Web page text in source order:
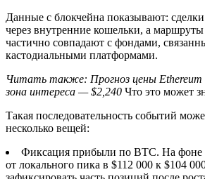
Данные с блокчейна показывают:
через внутренние кошельки, а маршруты
частично совпадают с фондами,
кастодиальными платформами.
Читать также: Прогноз цены Ethereum
зона интереса — $2,240 Что это может
Такая последовательность событий
несколько вещей:
Фиксация прибыли по BTC. На фоне
от локального пика в $112 000 к $104